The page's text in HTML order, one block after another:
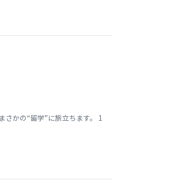
かの“留学”に旅立ちます。 1